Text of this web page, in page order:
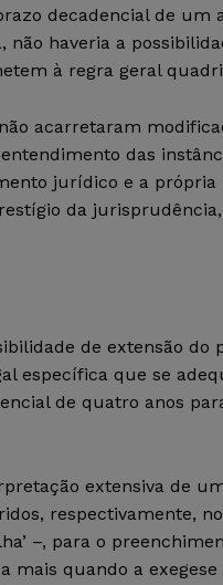
decadencial de um
haveria a
à regra geral
acarretaram
das
jurídico e a própria
da
de extensão do
específica que se
de quatro anos
extensiva de
respectivamente,
–, para o
mais quando a